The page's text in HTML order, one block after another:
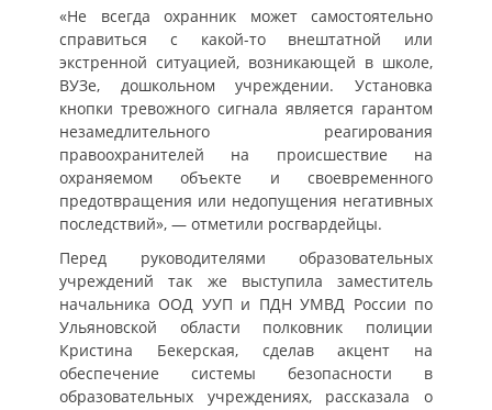
«Не всегда охранник может самостоятельно
справиться с какой-то внештатной или
экстренной ситуацией, возникающей в школе,
ВУЗе, дошкольном учреждении. Установка
кнопки тревожного сигнала является гарантом
незамедлительного реагирования
правоохранителей на происшествие на
охраняемом объекте и своевременного
предотвращения или недопущения негативных
последствий», — отметили росгвардейцы.
Перед руководителями образовательных
учреждений так же выступила заместитель
начальника ООД УУП и ПДН УМВД России по
Ульяновской области полковник полиции
Кристина Бекерская, сделав акцент на
обеспечение системы безопасности в
образовательных учреждениях, рассказала о